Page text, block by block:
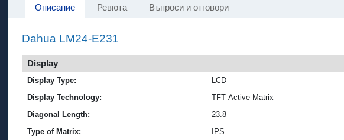
Описание Ревюта Въпроси и отговори
Dahua LM24-E231
Display
Display Type:
LCD
Display Technology:
TFT Active Matrix
Diagonal Length:
23.8
Type of Matrix:
IPS